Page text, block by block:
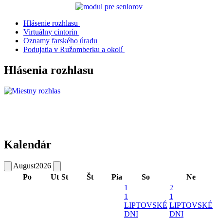
Hlásenie rozhlasu
Virtuálny cintorín
Oznamy farského úradu
Podujatia v Ružomberku a okolí
Hlásenia rozhlasu
Kalendár
August2026
Po
Ut St Št Pia So Ne
1
1
LIPTOVSKÉ
DNI
2
1
LIPTOVSKÉ
DNI